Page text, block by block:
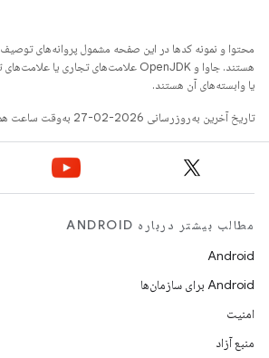
محتوا و نمونه کدها در این صفحه مشمول پروانه‌های
یا وابسته‌های آن هستند.
تاریخ آخرین به‌روزرسانی 2026-02-27 به‌وقت ساعت هماهنگ جهانی.
مطالب بیشتر درباره ANDROID
Android
Android برای سازمان‌ها
امنیت
منبع آزاد